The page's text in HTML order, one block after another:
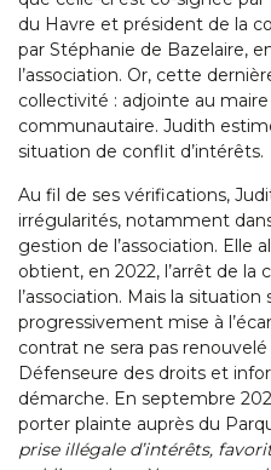
du Havre et président de la
par Stéphanie de Bazelaire,
l’association. Or, cette
collectivité : adjointe au
communautaire. Judith
situation de conflit d’intérêts.
Au fil de ses vérifications,
irrégularités, notamment
gestion de l’association. Elle
obtient, en 2022, l’arrêt de
l’association. Mais la
progressivement mise à
contrat ne sera pas renouvelé
Défenseure des droits et
démarche. En septembre
porter plainte auprès du
prise illégale d’intérêts,